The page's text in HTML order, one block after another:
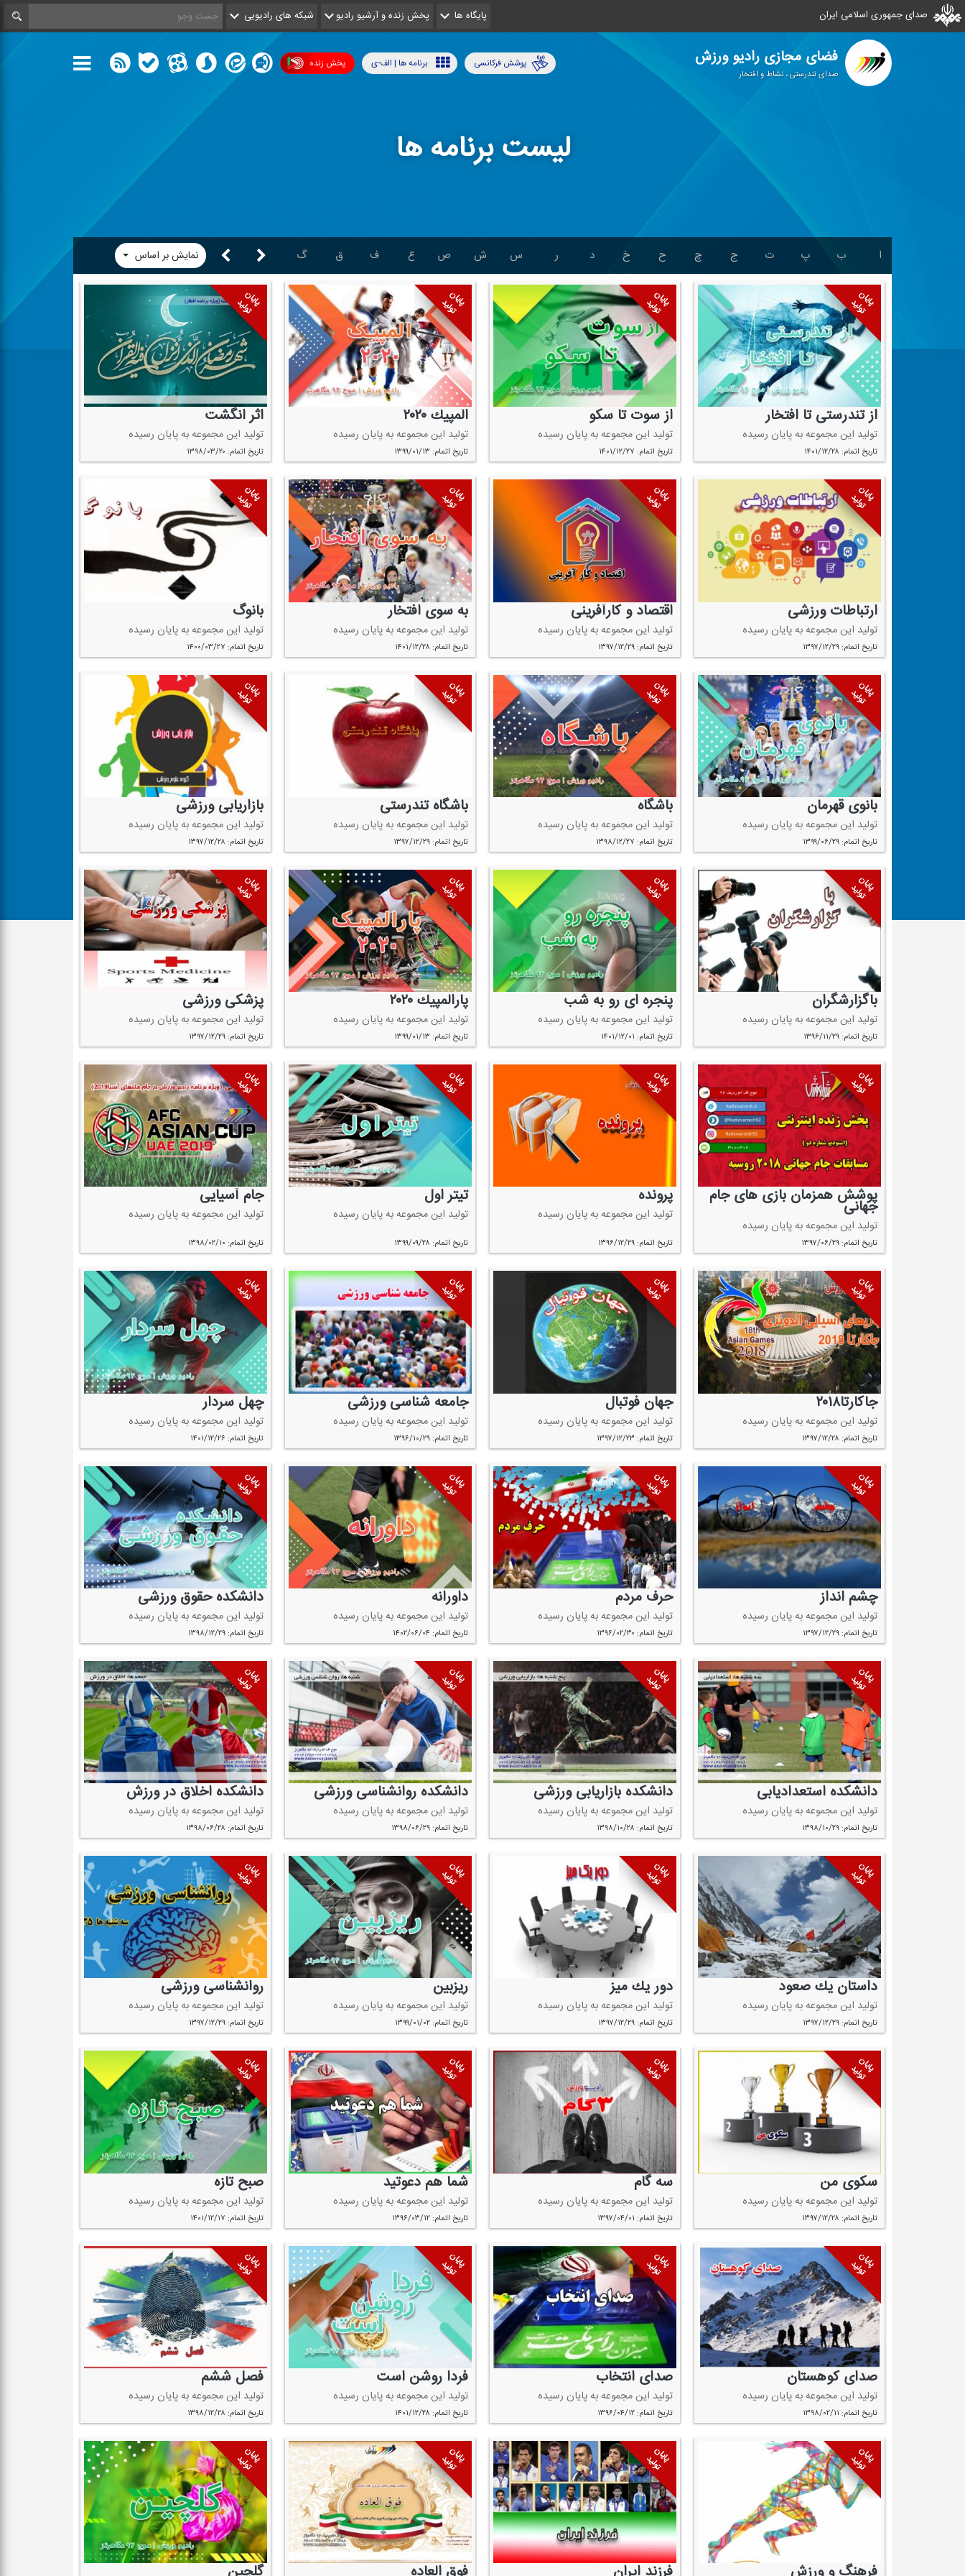
صدای جمهوری اسلامی ایران پایگاه ها پخش زنده و آرشیو رادیو شبکه های رادیویی
فضای مجازی رادیو ورزش
صدای تندرستی ، نشاط و افتخار
پخش زنده برنامه ها | الف-ی پوشش فرکانسی
لیست برنامه ها
ا ب پ ت ج چ ح خ د ر س ش ص ع ف ق گ و ی
نمایش بر اساس
پایان
تولید
از تندرستی تا افتخار
تولید این مجموعه به پایان رسیده
تاریخ اتمام: ۱۴۰۱/۱۲/۲۸
پایان
تولید
از سوت تا سكو
تولید این مجموعه به پایان رسیده
تاریخ اتمام: ۱۴۰۱/۱۲/۲۷
پایان
تولید
المپیك ۲۰۲۰
تولید این مجموعه به پایان رسیده
تاریخ اتمام: ۱۳۹۹/۰۱/۱۳
پایان
تولید
اثر انگشت
تولید این مجموعه به پایان رسیده
تاریخ اتمام: ۱۳۹۸/۰۳/۲۰
پایان
تولید
ارتباطات ورزشی
تولید این مجموعه به پایان رسیده
تاریخ اتمام: ۱۳۹۷/۱۲/۲۹
پایان
تولید
اقتصاد و كارآفرینی
تولید این مجموعه به پایان رسیده
تاریخ اتمام: ۱۳۹۷/۱۲/۲۹
پایان
تولید
به سوی افتخار
تولید این مجموعه به پایان رسیده
تاریخ اتمام: ۱۴۰۱/۱۲/۲۸
پایان
تولید
بانوگ
تولید این مجموعه به پایان رسیده
تاریخ اتمام: ۱۴۰۰/۰۳/۲۷
پایان
تولید
بانوی قهرمان
تولید این مجموعه به پایان رسیده
تاریخ اتمام: ۱۳۹۹/۰۶/۲۹
پایان
تولید
باشگاه
تولید این مجموعه به پایان رسیده
تاریخ اتمام: ۱۳۹۸/۱۲/۲۷
پایان
تولید
باشگاه تندرستی
تولید این مجموعه به پایان رسیده
تاریخ اتمام: ۱۳۹۷/۱۲/۲۹
پایان
تولید
بازاریابی ورزشی
تولید این مجموعه به پایان رسیده
تاریخ اتمام: ۱۳۹۷/۱۲/۲۸
پایان
تولید
باگزارشگران
تولید این مجموعه به پایان رسیده
تاریخ اتمام: ۱۳۹۶/۱۱/۲۹
پایان
تولید
پنجره ای رو به شب
تولید این مجموعه به پایان رسیده
تاریخ اتمام: ۱۴۰۱/۱۲/۰۱
پایان
تولید
پارالمپیك ۲۰۲۰
تولید این مجموعه به پایان رسیده
تاریخ اتمام: ۱۳۹۹/۰۱/۱۳
پایان
تولید
پزشكی ورزشی
تولید این مجموعه به پایان رسیده
تاریخ اتمام: ۱۳۹۷/۱۲/۲۹
پایان
تولید
پوشش همزمان بازی های جام
جهانی
تولید این مجموعه به پایان رسیده
تاریخ اتمام: ۱۳۹۷/۰۶/۲۹
پایان
تولید
پرونده
تولید این مجموعه به پایان رسیده
تاریخ اتمام: ۱۳۹۶/۱۲/۲۹
پایان
تولید
تیتر اول
تولید این مجموعه به پایان رسیده
تاریخ اتمام: ۱۳۹۹/۰۹/۲۸
پایان
تولید
جام آسیایی
تولید این مجموعه به پایان رسیده
تاریخ اتمام: ۱۳۹۸/۰۲/۱۰
پایان
تولید
جاكارتا۲۰۱۸
تولید این مجموعه به پایان رسیده
تاریخ اتمام: ۱۳۹۷/۱۲/۲۸
پایان
تولید
جهان فوتبال
تولید این مجموعه به پایان رسیده
تاریخ اتمام: ۱۳۹۷/۱۲/۲۳
پایان
تولید
جامعه شناسی ورزشی
تولید این مجموعه به پایان رسیده
تاریخ اتمام: ۱۳۹۶/۱۰/۲۹
پایان
تولید
چهل سردار
تولید این مجموعه به پایان رسیده
تاریخ اتمام: ۱۴۰۱/۱۲/۲۶
پایان
تولید
چشم انداز
تولید این مجموعه به پایان رسیده
تاریخ اتمام: ۱۳۹۷/۱۲/۲۹
پایان
تولید
حرف مردم
تولید این مجموعه به پایان رسیده
تاریخ اتمام: ۱۳۹۶/۰۲/۳۰
پایان
تولید
داورانه
تولید این مجموعه به پایان رسیده
تاریخ اتمام: ۱۴۰۲/۰۶/۰۴
پایان
تولید
دانشكده حقوق ورزشی
تولید این مجموعه به پایان رسیده
تاریخ اتمام: ۱۳۹۸/۱۲/۲۹
پایان
تولید
دانشكده استعدادیابی
تولید این مجموعه به پایان رسیده
تاریخ اتمام: ۱۳۹۸/۱۰/۲۹
پایان
تولید
دانشكده بازاریابی ورزشی
تولید این مجموعه به پایان رسیده
تاریخ اتمام: ۱۳۹۸/۱۰/۲۸
پایان
تولید
دانشكده روانشناسی ورزشی
تولید این مجموعه به پایان رسیده
تاریخ اتمام: ۱۳۹۸/۰۶/۲۹
پایان
تولید
دانشكده اخلاق در ورزش
تولید این مجموعه به پایان رسیده
تاریخ اتمام: ۱۳۹۸/۰۶/۲۸
پایان
تولید
داستان یك صعود
تولید این مجموعه به پایان رسیده
تاریخ اتمام: ۱۳۹۷/۱۲/۲۹
پایان
تولید
دور یك میز
تولید این مجموعه به پایان رسیده
تاریخ اتمام: ۱۳۹۷/۱۲/۲۹
پایان
تولید
ریزبین
تولید این مجموعه به پایان رسیده
تاریخ اتمام: ۱۳۹۹/۰۱/۰۲
پایان
تولید
روانشناسی ورزشی
تولید این مجموعه به پایان رسیده
تاریخ اتمام: ۱۳۹۷/۱۲/۲۹
پایان
تولید
سكوی من
تولید این مجموعه به پایان رسیده
تاریخ اتمام: ۱۳۹۷/۱۲/۲۸
پایان
تولید
سه گام
تولید این مجموعه به پایان رسیده
تاریخ اتمام: ۱۳۹۷/۰۴/۰۱
پایان
تولید
شما هم دعوتید
تولید این مجموعه به پایان رسیده
تاریخ اتمام: ۱۳۹۶/۰۳/۱۲
پایان
تولید
صبح تازه
تولید این مجموعه به پایان رسیده
تاریخ اتمام: ۱۴۰۱/۱۲/۱۷
پایان
تولید
صدای كوهستان
تولید این مجموعه به پایان رسیده
تاریخ اتمام: ۱۳۹۸/۰۲/۱۱
پایان
تولید
صدای انتخاب
تولید این مجموعه به پایان رسیده
تاریخ اتمام: ۱۳۹۶/۰۴/۱۲
پایان
تولید
فردا روشن است
تولید این مجموعه به پایان رسیده
تاریخ اتمام: ۱۴۰۱/۱۲/۲۸
پایان
تولید
فصل ششم
تولید این مجموعه به پایان رسیده
تاریخ اتمام: ۱۳۹۸/۱۲/۲۸
پایان
تولید پایان
تولید پایان
تولید پایان
تولید